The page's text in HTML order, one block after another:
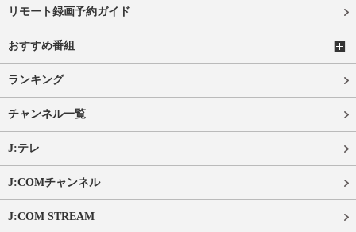
リモート録画予約ガイド
おすすめ番組
ランキング
チャンネル一覧
J:テレ
J:COMチャンネル
J:COM STREAM